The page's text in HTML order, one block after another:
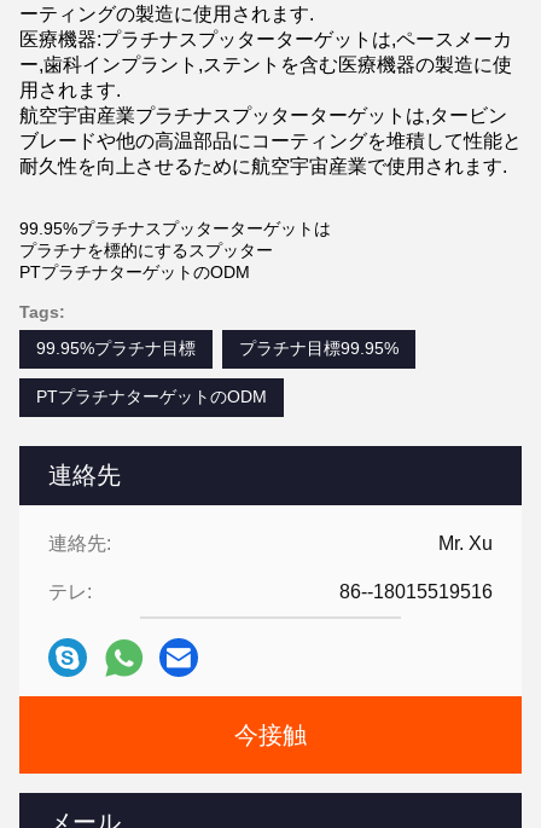
連絡先
連絡先: Mr. Xu
テレ: 86--18015519516
今接触
メール
ーティングの製造に使用されます.
医療機器:プラチナスプッターターゲットは,ペースメーカ
ー,歯科インプラント,ステントを含む医療機器の製造に使
用されます.
航空宇宙産業プラチナスプッターターゲットは,タービン
ブレードや他の高温部品にコーティングを堆積して性能と
耐久性を向上させるために航空宇宙産業で使用されます.
99.95%プラチナスプッターターゲットは
プラチナを標的にするスプッター
PTプラチナターゲットのODM
Tags:
99.95%プラチナ目標
プラチナ目標99.95%
PTプラチナターゲットのODM